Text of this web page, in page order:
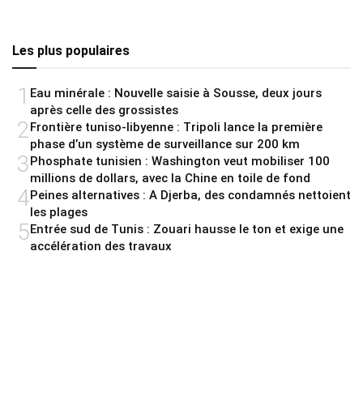
Les plus populaires
1 Eau minérale : Nouvelle saisie à Sousse, deux jours
après celle des grossistes
2Frontière tuniso-libyenne : Tripoli lance la première
phase d’un système de surveillance sur 200 km
3Phosphate tunisien : Washington veut mobiliser 100
millions de dollars, avec la Chine en toile de fond
4Peines alternatives : A Djerba, des condamnés nettoient
les plages
5Entrée sud de Tunis : Zouari hausse le ton et exige une
accélération des travaux